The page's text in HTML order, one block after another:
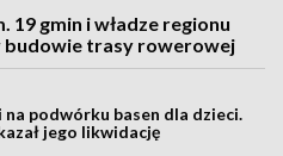
gmin i władze regionu
budowie trasy rowerowej
podwórku basen dla dzieci.
jego likwidację